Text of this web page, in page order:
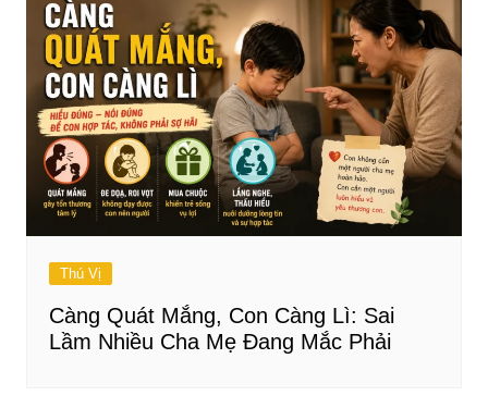
Thú Vị
Càng Quát Mắng, Con Càng Lì: Sai
Lầm Nhiều Cha Mẹ Đang Mắc Phải